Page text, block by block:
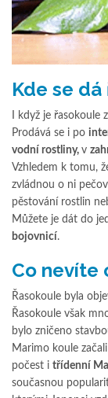
Kde se
I když je řasokoule
Prodává se i po
vodní rostliny, v
Vzhledem k tomu,
zvládnou o ni
pěstování rostlin
Můžete je dát do
bojovnicí.
Co nevíte
Řasokoule byla
Řasokoule však
bylo zničeno
Marimo koule
počest i třídenní
současnou